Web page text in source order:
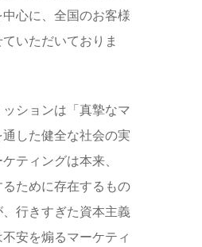
心に、全国のお客様
いただいておりま
ションは「真摯なマ
した健全な社会の実
ティングは本来、
ために存在するもの
行きすぎた資本主義
安を煽るマーケティ